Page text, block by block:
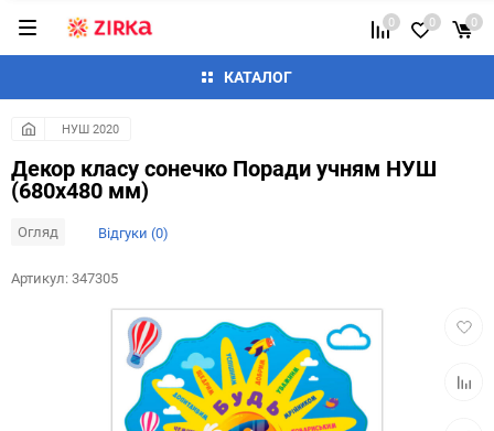
КАТАЛОГ
0 0 0
НУШ 2020
Декор класу сонечко Поради учням НУШ
(680х480 мм)
Огляд Відгуки (0)
до
Артикул:347305